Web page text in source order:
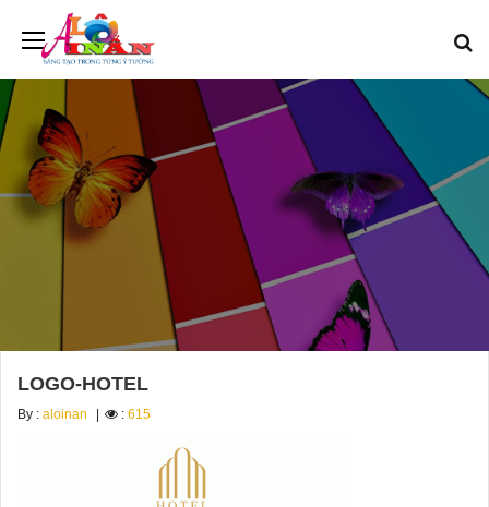
LOGO-HOTEL
By : aloinan : 615